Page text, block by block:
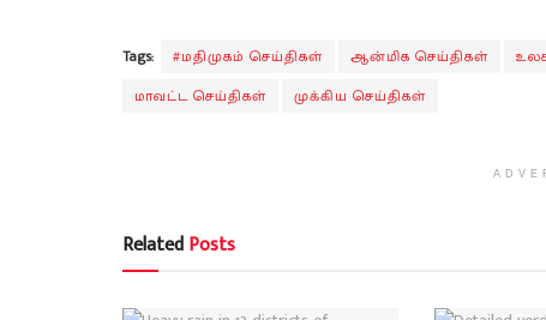
Tags: #மதிமுகம் செய்திகள் ஆன்மிக செய்திகள்
மாவட்ட செய்திகள்
முக்கிய செய்திகள்
RelatedPosts